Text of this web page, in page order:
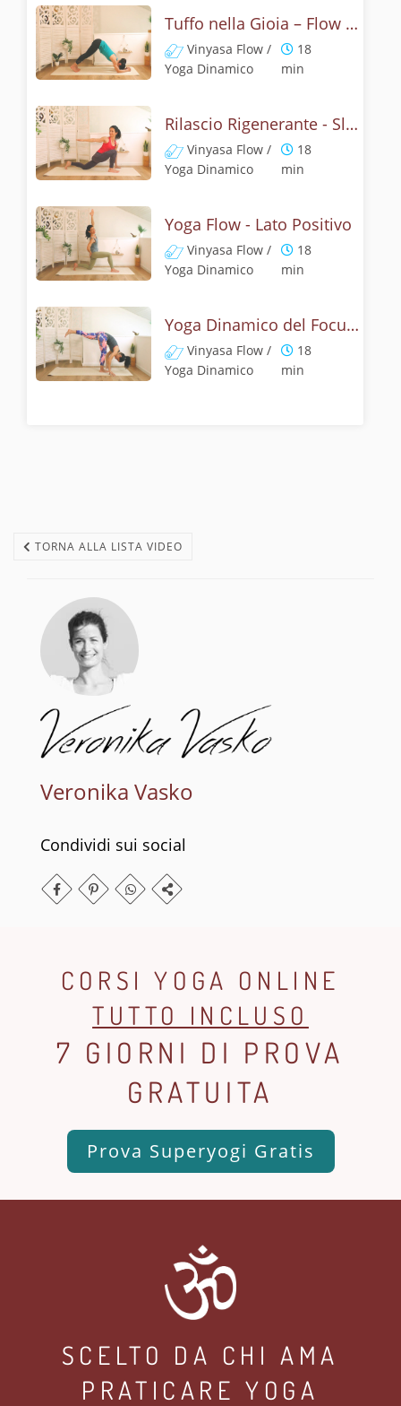
Tuffo nella Gioia – Flow del Delfino
Vinyasa Flow /
Yoga Dinamico
18
min
Rilascio Rigenerante - Slow Flow
Vinyasa Flow /
Yoga Dinamico
18
min
Yoga Flow - Lato Positivo
Vinyasa Flow /
Yoga Dinamico
18
min
Yoga Dinamico del Focus Felice
Vinyasa Flow /
Yoga Dinamico
18
min
TORNA ALLA LISTA VIDEO
Veronika Vasko
Condividi sui social
CORSI YOGA ONLINE
TUTTO INCLUSO
7 GIORNI DI PROVA
GRATUITA
Prova Superyogi Gratis
SCELTO DA CHI AMA
PRATICARE YOGA